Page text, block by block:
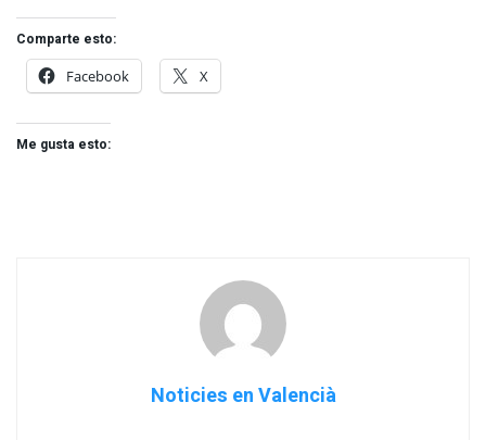
Comparte esto:
Facebook
X
Me gusta esto:
Noticies en Valencià